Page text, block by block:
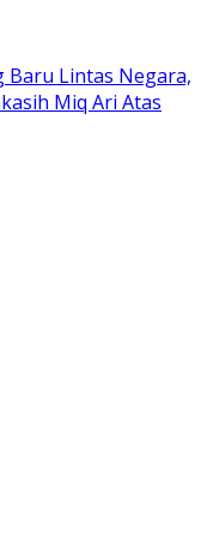
Baru Lintas Negara,
Miq Ari Atas